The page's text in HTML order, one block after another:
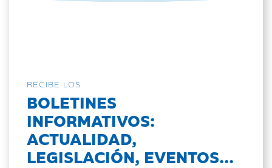
RECIBE LOS
BOLETINES
INFORMATIVOS:
ACTUALIDAD,
LEGISLACIÓN, EVENTOS...